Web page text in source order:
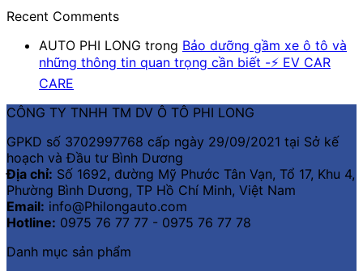
Recent Comments
AUTO PHI LONG trong Bảo dưỡng gầm xe ô tô và
những thông tin quan trọng cần biết -⚡ EV CAR
CARE
CÔNG TY TNHH TM DV Ô TÔ PHI LONG
GPKD số 3702997768 cấp ngày 29/09/2021 tại Sở kế
hoạch và Đầu tư Bình Dương
Địa chỉ: Số 1692, đường Mỹ Phước Tân Vạn, Tổ 17, Khu 4,
Phường Bình Dương, TP Hồ Chí Minh, Việt Nam
Email: info@Philongauto.com
Hotline: 0975 76 77 77 - 0975 76 77 78
Danh mục sản phẩm